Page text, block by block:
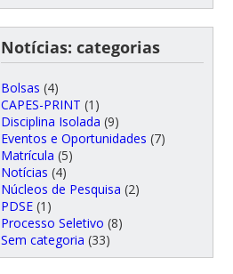
Notícias: categorias
Bolsas (4)
CAPES-PRINT (1)
Disciplina Isolada (9)
Eventos e Oportunidades (7)
Matrícula (5)
Notícias (4)
Núcleos de Pesquisa (2)
PDSE(1)
Processo Seletivo (8)
Sem categoria (33)